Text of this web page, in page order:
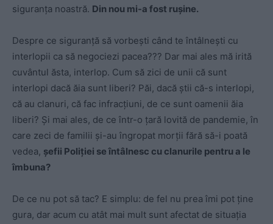
siguranța noastră. Din nou mi-a fost rușine.
Despre ce siguranță să vorbești când te întâlnești cu
interlopii ca să negociezi pacea??? Dar mai ales mă irită
cuvântul ăsta, interlop. Cum să zici de unii că sunt
interlopi dacă ăia sunt liberi? Păi, dacă știi că-s interlopi,
că au clanuri, că fac infracțiuni, de ce sunt oamenii ăia
liberi? Și mai ales, de ce într-o țară lovită de pandemie, în
care zeci de familii și-au îngropat morții fără să-i poată
vedea, șefii Poliției se întâlnesc cu clanurile pentru a le
îmbuna?
De ce nu pot să tac? E simplu: de fel nu prea îmi pot ține
gura, dar acum cu atât mai mult sunt afectat de situația